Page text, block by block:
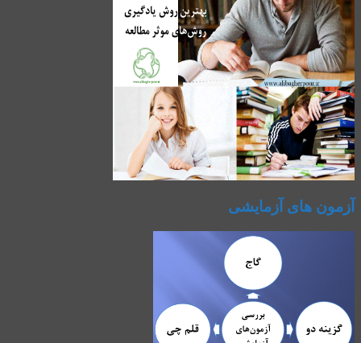
آزمون های آزمایشی